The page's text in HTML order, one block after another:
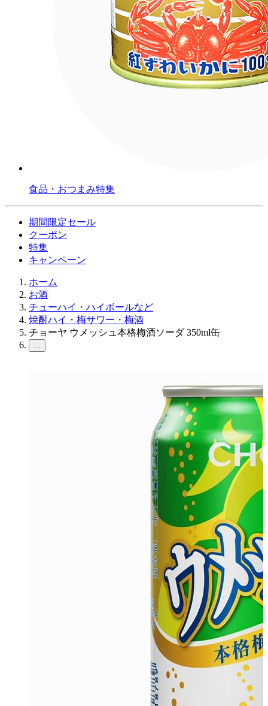
食品・おつまみ特集
期間限定セール
クーポン
特集
キャンペーン
ホーム
お酒
チューハイ・ハイボールなど
焼酎ハイ・梅サワー・梅酒
チョーヤ ウメッシュ本格梅酒ソーダ 350ml缶
...